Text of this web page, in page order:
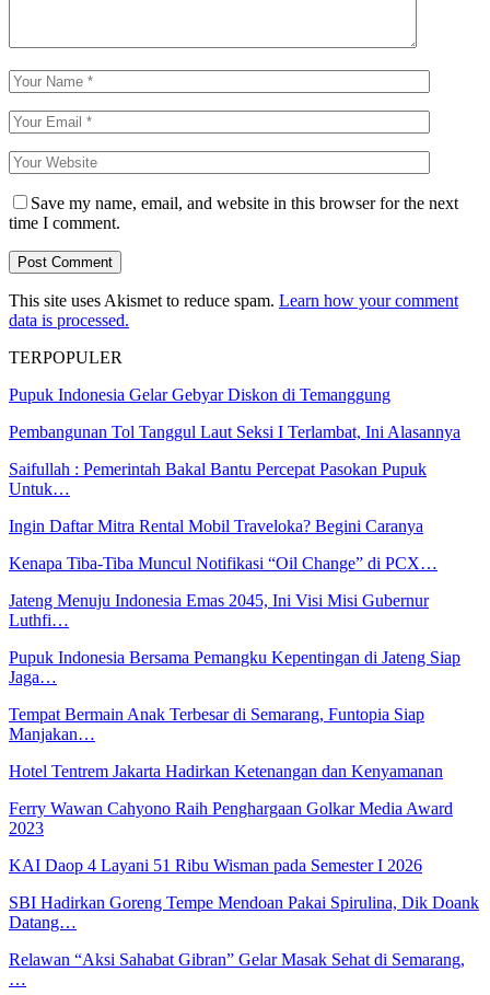
Save my name, email, and website in this browser for the next
time I comment.
This site uses Akismet to reduce spam. Learn how your comment
data is processed.
TERPOPULER
Pupuk Indonesia Gelar Gebyar Diskon di Temanggung
Pembangunan Tol Tanggul Laut Seksi I Terlambat, Ini Alasannya
Saifullah : Pemerintah Bakal Bantu Percepat Pasokan Pupuk
Untuk…
Ingin Daftar Mitra Rental Mobil Traveloka? Begini Caranya
Kenapa Tiba-Tiba Muncul Notifikasi “Oil Change” di PCX…
Jateng Menuju Indonesia Emas 2045, Ini Visi Misi Gubernur
Luthfi…
Pupuk Indonesia Bersama Pemangku Kepentingan di Jateng Siap
Jaga…
Tempat Bermain Anak Terbesar di Semarang, Funtopia Siap
Manjakan…
Hotel Tentrem Jakarta Hadirkan Ketenangan dan Kenyamanan
Ferry Wawan Cahyono Raih Penghargaan Golkar Media Award
2023
KAI Daop 4 Layani 51 Ribu Wisman pada Semester I 2026
SBI Hadirkan Goreng Tempe Mendoan Pakai Spirulina, Dik Doank
Datang…
Relawan “Aksi Sahabat Gibran” Gelar Masak Sehat di Semarang,
…